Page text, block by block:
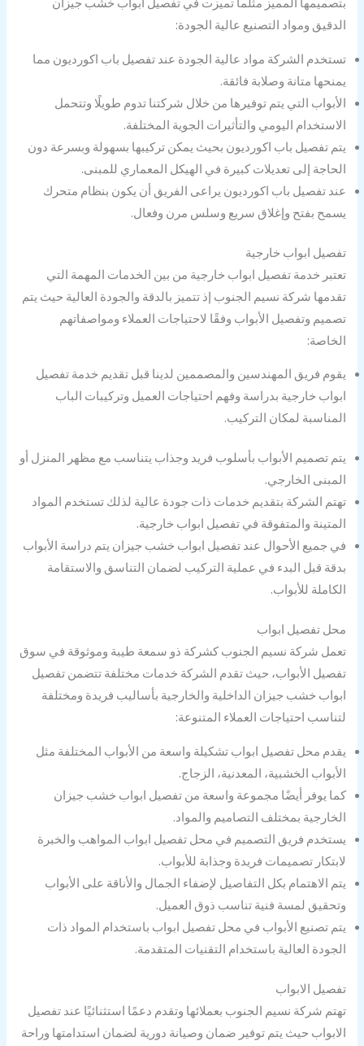
بتصميمها المميز مثلما تميزت في تفصيل ابواب خشب جيزان
الدقيق ومواد التصنيع عالية الجودة:
تستخدم الشركة مواد عالية الجودة عند تفصيل باب اكورديون مما
يمنحها متانة وصلابة فائقة.
الأبواب التي يتم توفيرها من خلال شركتنا تدوم طويلًا وتتحمل
الاستخدام اليومي والتأثيرات الجوية المختلفة.
يتم تفصيل باب اكورديون بحيث يمكن تركيبها بسهولة وبسرعة دون
الحاجة إلى تعديلات كبيرة في الهيكل المعماري للمبنى.
عند تفصيل باب اكورديون يراعى الفريق أن يكون بنظام متحرك
يسمح بفتح وإغلاق سريع وسلس مرن وفعال.
تفصيل ابواب خارجية
تعتبر خدمة تفصيل ابواب خارجية من بين الخدمات المهمة التي
تقدمها شركة نسيم الجنوب إذ تتميز بالدقة والجودة العالية حيث يتم
تصميم وتفصيل الأبواب وفقًا لاحتياجات العملاء ومواصفاتهم
الخاصة:
يقوم فريق المهندسين والمصممين لدينا قبل تقديم خدمة تفصيل
ابواب خارجية بدراسة وفهم احتياجات العميل وتركيبات الباب
المناسبة لمكان التركيب.
يتم تصميم الأبواب بأسلوب فريد وجذاب يتناسب مع مظهر المنزل أو
المبنى الخارجي.
تهتم الشركة بتقديم خدمات ذات جودة عالية لذلك تستخدم المواد
المتينة والمتفوقة في تفصيل ابواب خارجية.
في جميع الأحوال عند تفصيل ابواب خشب جيزان يتم دراسة الأبواب
بدقة قبل البدء في عملية التركيب لضمان التناسق والاستقامة
الكاملة للأبواب.
محل تفصيل ابواب
تعمل شركة نسيم الجنوب كشركة ذو سمعة طيبة وموثوقة في سوق
تفصيل الأبواب، حيث تقدم الشركة خدمات مختلفة تتضمن تفصيل
ابواب خشب جيزان الداخلية والخارجية بأساليب فريدة ومختلفة
لتناسب احتياجات العملاء المتنوعة:
يقدم محل تفصيل ابواب تشكيلة واسعة من الأبواب المختلفة مثل
الأبواب الخشبية، المعدنية، الزجاج.
كما يوفر أيضًا مجموعة واسعة من تفصيل ابواب خشب جيزان
الخارجية بمختلف التصاميم والمواد.
يستخدم فريق التصميم في محل تفصيل ابواب المواهب والخبرة
لابتكار تصميمات فريدة وجذابة للأبواب.
يتم الاهتمام بكل التفاصيل لإضفاء الجمال والأناقة على الأبواب
وتحقيق لمسة فنية تناسب ذوق العميل.
يتم تصنيع الأبواب في محل تفصيل ابواب باستخدام المواد ذات
الجودة العالية باستخدام التقنيات المتقدمة.
تفصيل الابواب
تهتم شركة نسيم الجنوب بعملائها وتقدم دعمًا استثنائيًا عند تفصيل
الابواب حيث يتم توفير ضمان وصيانة دورية لضمان استدامتها وراحة